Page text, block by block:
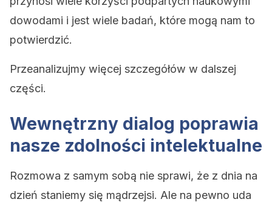
dowodami i jest wiele badań, które mogą nam to
potwierdzić.
Przeanalizujmy więcej szczegółów w dalszej
części.
Wewnętrzny dialog poprawia
nasze zdolności intelektualne
Rozmowa z samym sobą nie sprawi, że z dnia na
dzień staniemy się mądrzejsi. Ale na pewno uda